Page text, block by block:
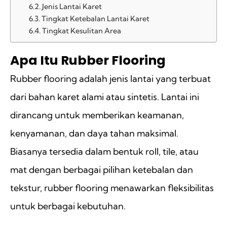
Jenis Lantai Karet
Tingkat Ketebalan Lantai Karet
Tingkat Kesulitan Area
Apa Itu Rubber Flooring
Rubber flooring adalah jenis lantai yang terbuat
dari bahan karet alami atau sintetis. Lantai ini
dirancang untuk memberikan keamanan,
kenyamanan, dan daya tahan maksimal.
Biasanya tersedia dalam bentuk roll, tile, atau
mat dengan berbagai pilihan ketebalan dan
tekstur, rubber flooring menawarkan fleksibilitas
untuk berbagai kebutuhan.